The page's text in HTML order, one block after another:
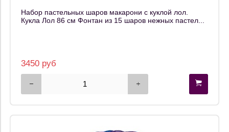
Набор пастельных шаров макарони с куклой лол.
Кукла Лол 86 см Фонтан из 15 шаров нежных пастел...
3450 руб